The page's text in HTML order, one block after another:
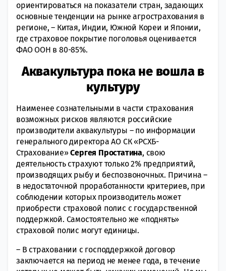
ориентироваться на показатели стран, задающих
основные тенденции на рынке агрострахования в
регионе, – Китая, Индии, Южной Кореи и Японии,
где страховое покрытие поголовья оценивается
ФАО ООН в 80-85%.
Аквакультура пока не вошла в
культуру
Наименее сознательными в части страхования
возможных рисков являются российские
производители аквакультуры – по информации
генерального директора АО СК «РСХБ-
Страхование»Сергея Простатина, свою
деятельность страхуют только 2% предприятий,
производящих рыбу и беспозвоночных. Причина –
в недостаточной проработанности критериев, при
соблюдении которых производитель может
приобрести страховой полис с государственной
поддержкой. Самостоятельно же «поднять»
страховой полис могут единицы.
– В страховании с господдержкой договор
заключается на период не менее года, в течение